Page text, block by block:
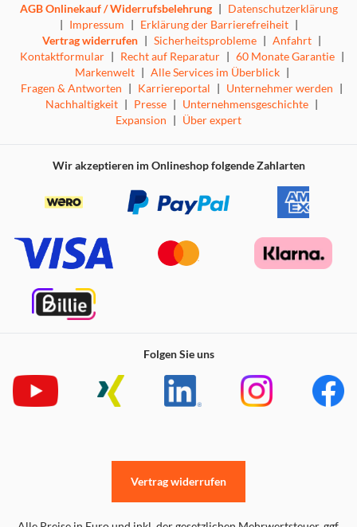
AGB Onlinekauf / Widerrufsbelehrung | Datenschutzerklärung
| Impressum | Erklärung der Barrierefreiheit |
Vertrag widerrufen | Sicherheitsprobleme | Anfahrt |
Kontaktformular | Recht auf Reparatur | 60 Monate Garantie |
Markenwelt | Alle Services im Überblick |
Fragen & Antworten | Karriereportal | Unternehmer werden |
Nachhaltigkeit | Presse | Unternehmensgeschichte |
Expansion | Über expert
Wir akzeptieren im Onlineshop folgende Zahlarten
Folgen Sie uns
Vertrag widerrufen